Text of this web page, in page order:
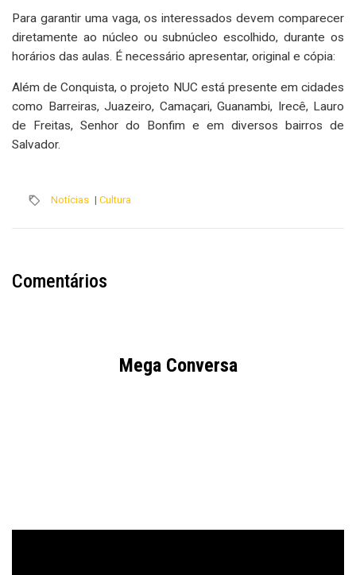
Para garantir uma vaga, os interessados devem comparecer
diretamente ao núcleo ou subnúcleo escolhido, durante os
horários das aulas. É necessário apresentar, original e cópia:
Além de Conquista, o projeto NUC está presente em cidades
como Barreiras, Juazeiro, Camaçari, Guanambi, Irecê, Lauro
de Freitas, Senhor do Bonfim e em diversos bairros de
Salvador.
Notícias | Cultura
Comentários
Mega Conversa